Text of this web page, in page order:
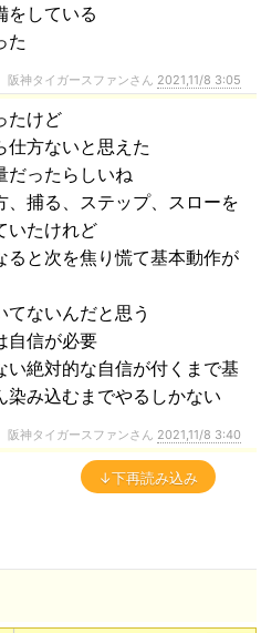
をしている
た
阪神タイガースファンさん 2021,11/8 3:05
たけど
仕方ないと思えた
だったらしいね
、捕る、ステップ、スローを
いたけれど
ると次を焦り慌て基本動作が
ないんだと思う
自信が必要
い絶対的な自信が付くまで基
染み込むまでやるしかない
阪神タイガースファンさん 2021,11/8 3:40
↓下再読み込み